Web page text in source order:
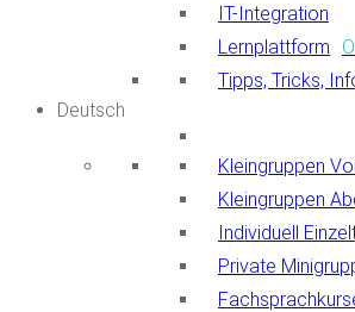
IT-Integration
Lernplattform
Tipps, Tricks,
Deutsch
Kleingruppen
Kleingruppen
Individuell
Private